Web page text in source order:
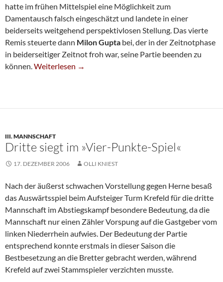
hatte im frühen Mittelspiel eine Möglichkeit zum
Damentausch falsch eingeschätzt und landete in einer
beiderseits weitgehend perspektivlosen Stellung. Das vierte
Remis steuerte dann Milon Gupta bei, der in der Zeitnotphase
in beiderseitiger Zeitnot froh war, seine Partie beenden zu
können.Zweite Siegt Klar, Wenn Auch Glücklich
Weiterlesen →
III. MANNSCHAFT
Dritte siegt im »Vier-Punkte-Spiel«
17. DEZEMBER 2006 OLLI KNIEST
Nach der äußerst schwachen Vorstellung gegen Herne besaß
das Auswärtsspiel beim Aufsteiger Turm Krefeld für die dritte
Mannschaft im Abstiegskampf besondere Bedeutung, da die
Mannschaft nur einen Zähler Vorspung auf die Gastgeber vom
linken Niederrhein aufwies. Der Bedeutung der Partie
entsprechend konnte erstmals in dieser Saison die
Bestbesetzung an die Bretter gebracht werden, während
Krefeld auf zwei Stammspieler verzichten musste.